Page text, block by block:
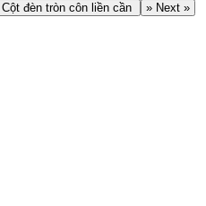
Cột đèn tròn côn liền cần » Next »